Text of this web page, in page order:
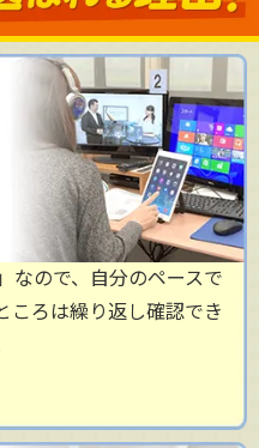
なので、自分のペースで
ころは繰り返し確認でき